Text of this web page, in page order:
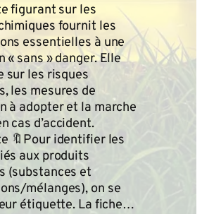
figurant sur les
fournit les
essentielles à une
sans » danger. Elle
sur les risques
les mesures de
à adopter et la marche
cas d’accident.
🔖Pour identifier les
aux produits
(substances et
mélanges), on se
étiquette. La fiche…